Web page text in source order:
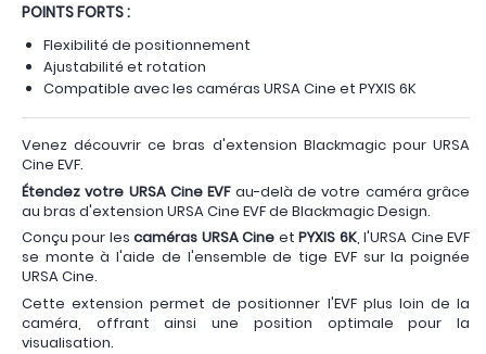
POINTS FORTS :
Flexibilité de positionnement
Ajustabilité et rotation
Compatible avec les caméras URSA Cine et PYXIS 6K
Venez découvrir ce bras d'extension Blackmagic pour URSA
Cine EVF.
Étendez votre URSA Cine EVFau-delà de votre caméra grâce
au bras d'extension URSA Cine EVF de Blackmagic Design.
Conçu pour lescaméras URSA Cine et PYXIS 6K, l'URSA Cine EVF
se monte à l'aide de l'ensemble de tige EVF sur la poignée
URSA Cine.
Cette extension permet de positionner l'EVF plus loin de la
caméra, offrant ainsi une position optimale pour la
visualisation.